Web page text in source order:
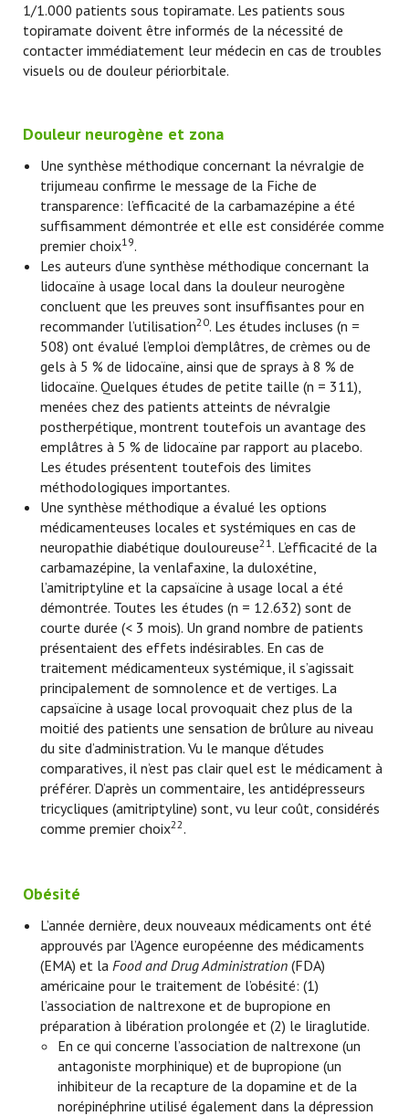
1/1.000 patients sous topiramate. Les patients sous
topiramate doivent être informés de la nécessité de
contacter immédiatement leur médecin en cas de troubles
visuels ou de douleur périorbitale.
Douleur neurogène et zona
Une synthèse méthodique concernant la névralgie de
trijumeau confirme le message de la Fiche de
transparence: l’efficacité de la carbamazépine a été
suffisamment démontrée et elle est considérée comme
premier choix19.
Les auteurs d’une synthèse méthodique concernant la
lidocaïne à usage local dans la douleur neurogène
concluent que les preuves sont insuffisantes pour en
recommander l’utilisation20. Les études incluses (n =
508) ont évalué l’emploi d’emplâtres, de crèmes ou de
gels à 5 % de lidocaïne, ainsi que de sprays à 8 % de
lidocaïne. Quelques études de petite taille (n = 311),
menées chez des patients atteints de névralgie
postherpétique, montrent toutefois un avantage des
emplâtres à 5 % de lidocaïne par rapport au placebo.
Les études présentent toutefois des limites
méthodologiques importantes.
Une synthèse méthodique a évalué les options
médicamenteuses locales et systémiques en cas de
neuropathie diabétique douloureuse21. L’efficacité de la
carbamazépine, la venlafaxine, la duloxétine,
l’amitriptyline et la capsaïcine à usage local a été
démontrée. Toutes les études (n = 12.632) sont de
courte durée (< 3 mois). Un grand nombre de patients
présentaient des effets indésirables. En cas de
traitement médicamenteux systémique, il s’agissait
principalement de somnolence et de vertiges. La
capsaïcine à usage local provoquait chez plus de la
moitié des patients une sensation de brûlure au niveau
du site d’administration. Vu le manque d’études
comparatives, il n’est pas clair quel est le médicament à
préférer. D’après un commentaire, les antidépresseurs
tricycliques (amitriptyline) sont, vu leur coût, considérés
comme premier choix22.
Obésité
L’année dernière, deux nouveaux médicaments ont été
approuvés par l’Agence européenne des médicaments
(EMA) et laFood and Drug Administration (FDA)
américaine pour le traitement de l’obésité: (1)
l’association de naltrexone et de bupropione en
préparation à libération prolongée et (2) le liraglutide.
En ce qui concerne l’association de naltrexone (un
antagoniste morphinique) et de bupropione (un
inhibiteur de la recapture de la dopamine et de la
norépinéphrine utilisé également dans la dépression